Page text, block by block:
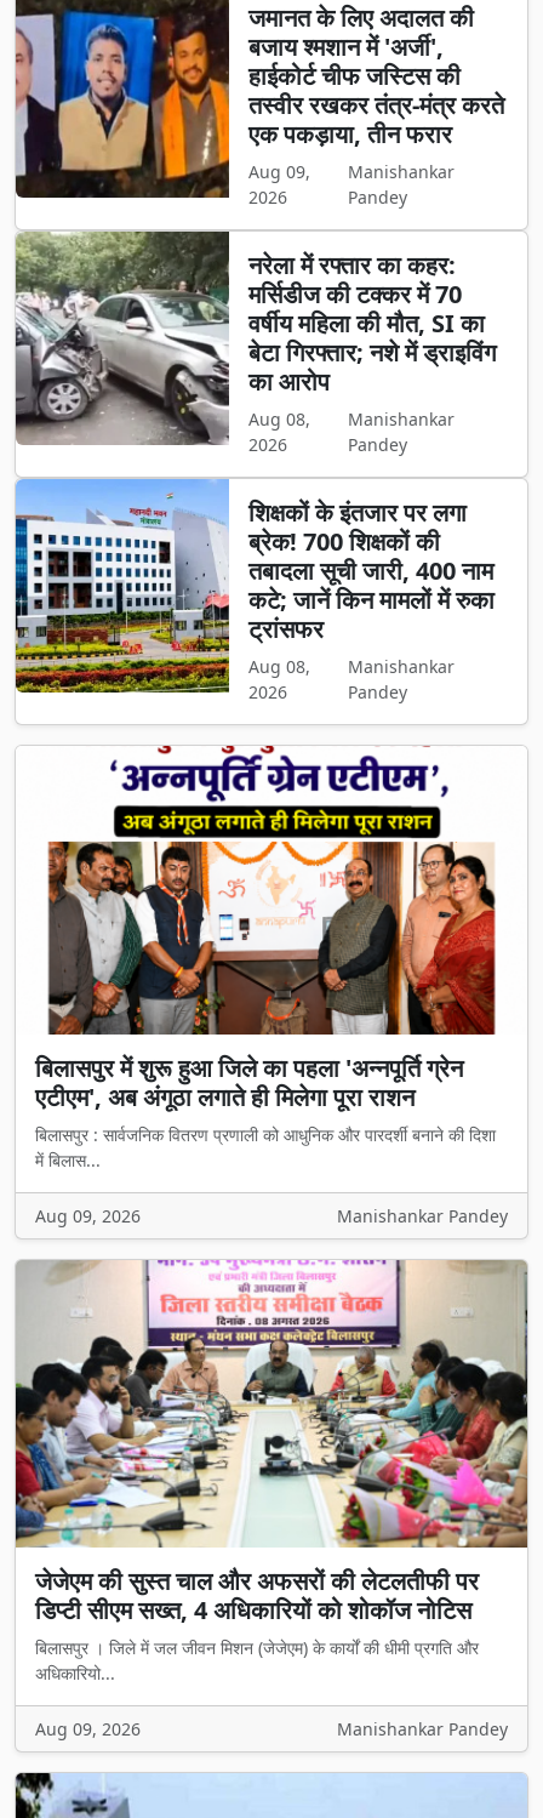
जमानत के लिए अदालत की
बजाय श्मशान में 'अर्जी',
हाईकोर्ट चीफ जस्टिस की
तस्वीर रखकर तंत्र-मंत्र करते
एक पकड़ाया, तीन फरार
Aug 09,
2026
Manishankar
Pandey
नरेला में रफ्तार का कहर:
मर्सिडीज की टक्कर में 70
वर्षीय महिला की मौत, SI का
बेटा गिरफ्तार; नशे में ड्राइविंग
का आरोप
Aug 08,
2026
Manishankar
Pandey
शिक्षकों के इंतजार पर लगा
ब्रेक! 700 शिक्षकों की
तबादला सूची जारी, 400 नाम
कटे; जानें किन मामलों में रुका
ट्रांसफर
Aug 08,
2026
Manishankar
Pandey
बिलासपुर में शुरू हुआ जिले का पहला 'अन्नपूर्ति ग्रेन
एटीएम', अब अंगूठा लगाते ही मिलेगा पूरा राशन
बिलासपुर : सार्वजनिक वितरण प्रणाली को आधुनिक और पारदर्शी बनाने की दिशा
में बिलास...
Aug 09, 2026 Manishankar Pandey
जेजेएम की सुस्त चाल और अफसरों की लेटलतीफी पर
डिप्टी सीएम सख्त, 4 अधिकारियों को शोकॉज नोटिस
बिलासपुर । जिले में जल जीवन मिशन (जेजेएम) के कार्यों की धीमी प्रगति और
अधिकारियो...
Aug 09, 2026 Manishankar Pandey